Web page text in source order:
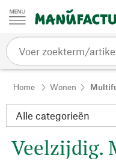
Passer au contenu
Home Wonen
Veelzijdig.